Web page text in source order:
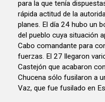
para la que tenía
rápida actitud de la
planes. El día 24 hubo un
del pueblo cuya situación
Cabo comandante para
fuerzas. El 27 llegaron
Castejón que acabaron
Chucena sólo fusilaron a
Vaz, que fue fusilado en